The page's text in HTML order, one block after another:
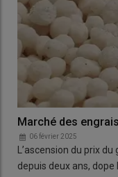
Marché des
06 février 2025
L’ascension du prix
depuis deux ans,